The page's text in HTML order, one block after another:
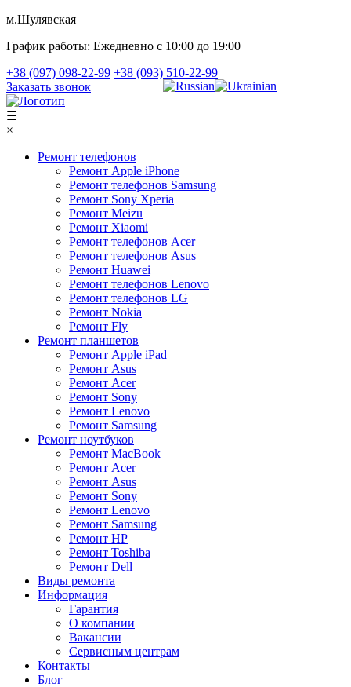
м.Шулявская
График работы: Ежедневно с 10:00 до 19:00
+38 (097) 098-22-99 +38 (093) 510-22-99
Заказать звонок
☰
×
Ремонт телефонов
Ремонт Apple iPhone
Ремонт телефонов Samsung
Ремонт Sony Xperia
Ремонт Meizu
Ремонт Xiaomi
Ремонт телефонов Acer
Ремонт телефонов Asus
Ремонт Huawei
Ремонт телефонов Lenovo
Ремонт телефонов LG
Ремонт Nokia
Ремонт Fly
Ремонт планшетов
Ремонт Apple iPad
Ремонт Asus
Ремонт Acer
Ремонт Sony
Ремонт Lenovo
Ремонт Samsung
Ремонт ноутбуков
Ремонт MacBook
Ремонт Acer
Ремонт Asus
Ремонт Sony
Ремонт Lenovo
Ремонт Samsung
Ремонт HP
Ремонт Toshiba
Ремонт Dell
Виды ремонта
Информация
Гарантия
О компании
Вакансии
Сервисным центрам
Контакты
Блог